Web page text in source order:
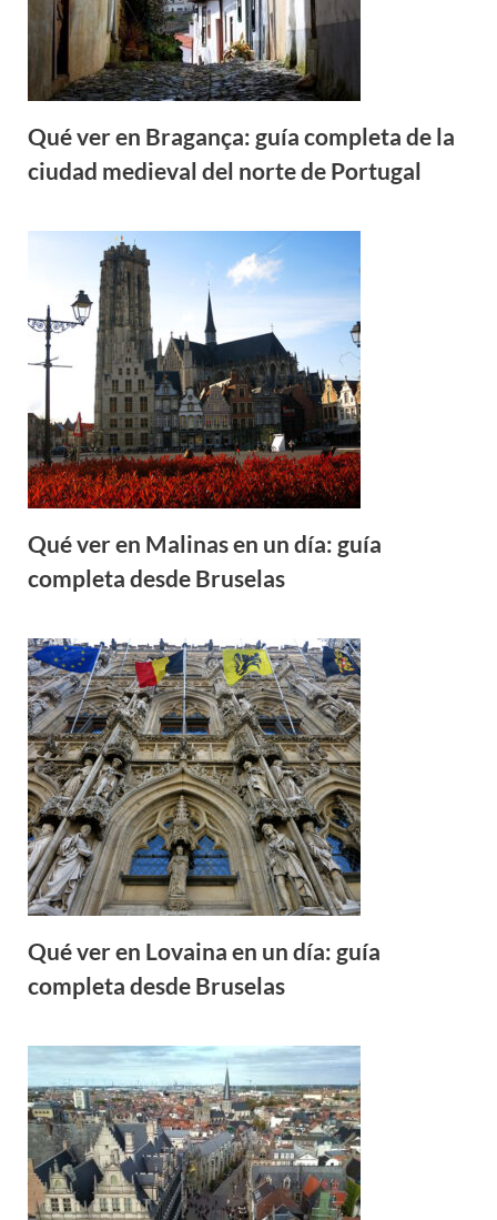
Qué ver en Bragança: guía completa de la
ciudad medieval del norte de Portugal
Qué ver en Malinas en un día: guía
completa desde Bruselas
Qué ver en Lovaina en un día: guía
completa desde Bruselas